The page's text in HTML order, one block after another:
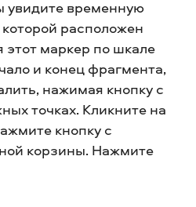
увидите временную
расположен
этот маркер по шкале
и конец фрагмента,
нажимая кнопку с
точках. Кликните на
кнопку с
корзины. Нажмите